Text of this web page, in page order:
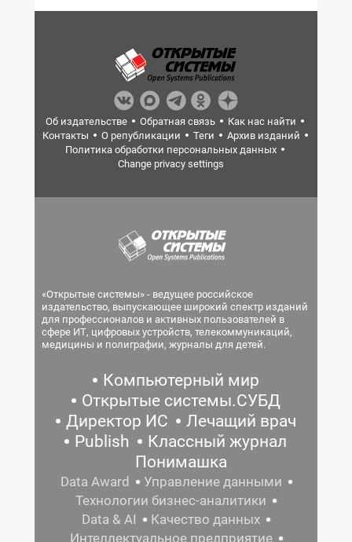
Об издательстве Обратная связь
Как нас найти
Контакты
О републикации Теги
Архив изданий
Политика обработки персональных данных
Change privacy settings
«Открытые системы» - ведущее российское
издательство, выпускающее широкий спектр изданий
для профессионалов и активных пользователей в
сфере ИТ, цифровых устройств, телекоммуникаций,
медицины и полиграфии, журналы для детей.
Компьютерный мир
Открытые системы.СУБД
Директор ИС
Лечащий врач
Publish
Классный журнал
Понимашка
Data Award
Управление данными
Технологии бизнес-аналитики
Data & AI
Качество данных
Интеллектуальное предприятие